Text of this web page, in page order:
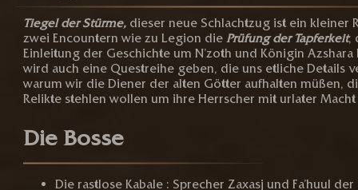
Tiegel der Stürme, dieser neue Schlachtzug ist ein kleiner
zwei Encountern wie zu Legion die Prüfung der Tapferkeit,
Einleitung der Geschichte um N’zoth und Königin Azshara
wird auch eine Questreihe geben, die uns etliche Details
warum wir die Diener der alten Götter aufhalten müßen,
Relikte stehlen wollen um ihre Herrscher mit urlater
Die Bosse
Die rastlose Kabale : Sprecher Zaxasj und Fa’huul der